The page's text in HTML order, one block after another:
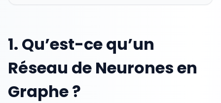
1. Qu’est-ce qu’un
Réseau de Neurones en
Graphe ?